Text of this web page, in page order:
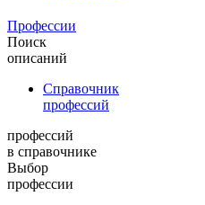
Профессии
Поиск
описаний
Справочник
профессий
профессий
в справочнике
Выбор
профессии